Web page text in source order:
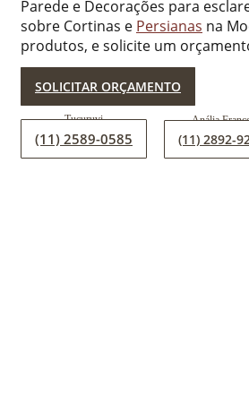
Parede e Decorações para
sobre Cortinas e Persianas na
produtos, e solicite um
SOLICITAR ORÇAMENTO
(11) 2589-0585 (11) 2892-